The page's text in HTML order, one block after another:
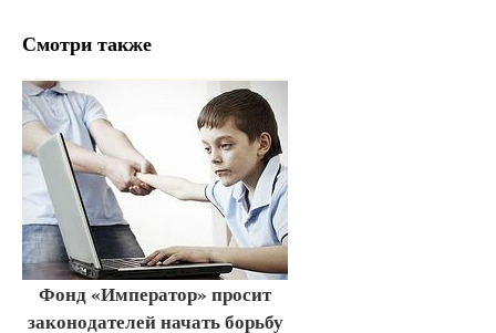
Смотри также
Фонд «Император» просит
законодателей начать борьбу